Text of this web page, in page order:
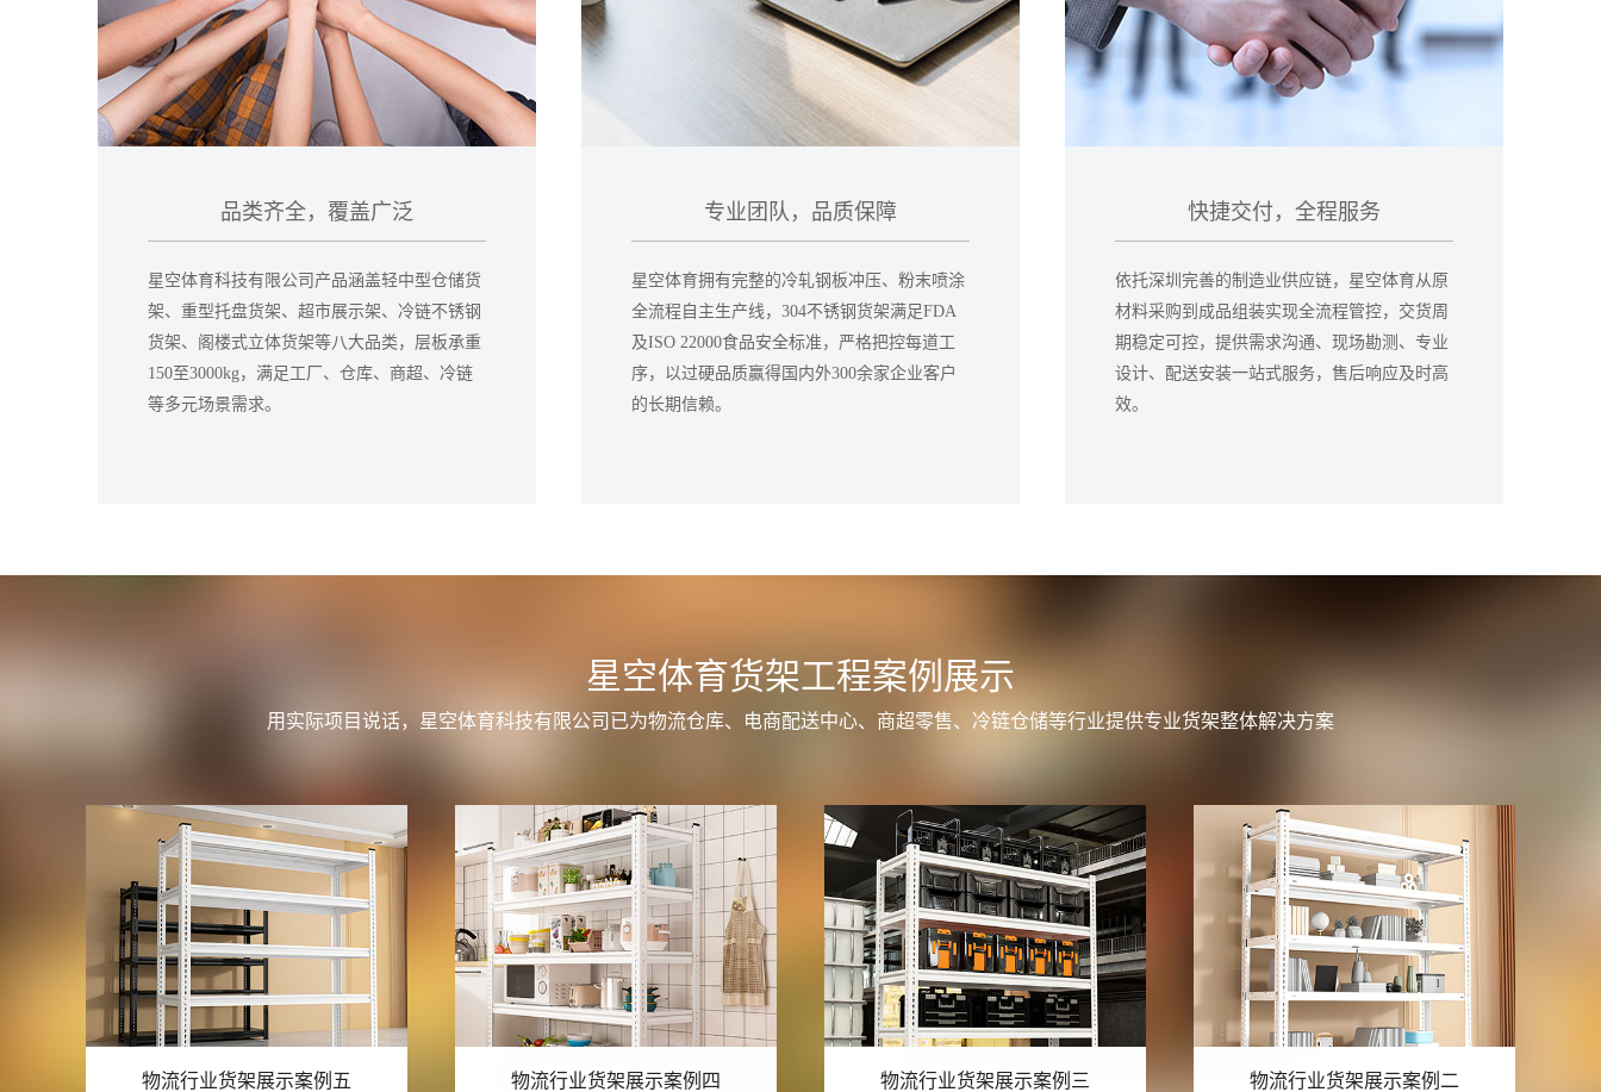
品类齐全，覆盖广泛
星空体育科技有限公司产品涵盖轻中型仓储货
架、重型托盘货架、超市展示架、冷链不锈钢
货架、阁楼式立体货架等八大品类，层板承重
150至3000kg，满足工厂、仓库、商超、冷链
等多元场景需求。
专业团队，品质保障
星空体育拥有完整的冷轧钢板冲压、粉末喷涂
全流程自主生产线，304不锈钢货架满足FDA
及ISO 22000食品安全标准，严格把控每道工
序，以过硬品质赢得国内外300余家企业客户
的长期信赖。
快捷交付，全程服务
依托深圳完善的制造业供应链，星空体育从原
材料采购到成品组装实现全流程管控，交货周
期稳定可控，提供需求沟通、现场勘测、专业
设计、配送安装一站式服务，售后响应及时高
效。
星空体育货架工程案例展示
用实际项目说话，星空体育科技有限公司已为物流仓库、电商配送中心、商超零售、冷链仓储等行业提供专业货架整体解决方案
物流行业货架展示案例四 物流行业货架展示案例三 物流行业货架展示案例二 物流行业货架展示案例一